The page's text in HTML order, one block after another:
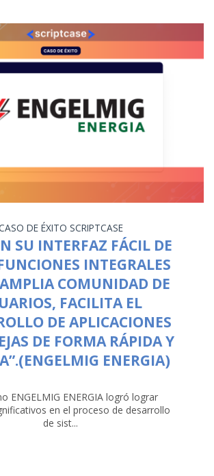
DE ÉXITO SCRIPTCASE
SU INTERFAZ FÁCIL DE
INTEGRALES
COMUNIDAD DE
FACILITA EL
DE APLICACIONES
DE FORMA RÁPIDA Y
ENERGIA)
ENGELMIG ENERGIA logró lograr
en el proceso de desarrollo
de sist...